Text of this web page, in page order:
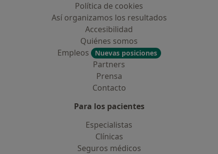
Política de cookies
Así organizamos los resultados
Accesibilidad
Quiénes somos
Empleos
Nuevas posiciones
Partners
Prensa
Contacto
Para los pacientes
Especialistas
Clínicas
Seguros médicos